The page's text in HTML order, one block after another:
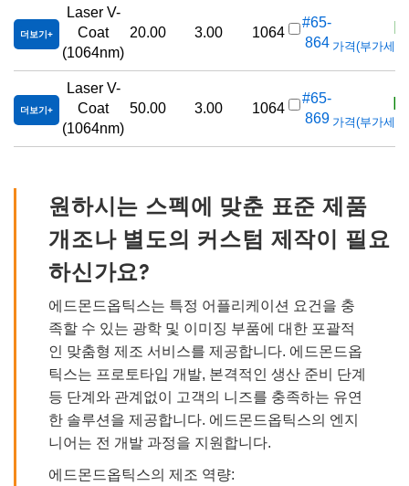
더보기
Laser V-
Coat
(1064nm)
20.00 3.00 1064
#65-
864 가격(부가세
더보기
Laser V-
Coat
(1064nm)
50.00 3.00 1064
#65-
869 가격(부가세
원하시는 스펙에 맞춘 표준 제품
개조나 별도의 커스텀 제작이 필요
하신가요?
에드몬드옵틱스는 특정 어플리케이션 요건을 충
족할 수 있는 광학 및 이미징 부품에 대한 포괄적
인 맞춤형 제조 서비스를 제공합니다. 에드몬드옵
틱스는 프로토타입 개발, 본격적인 생산 준비 단계
등 단계와 관계없이 고객의 니즈를 충족하는 유연
한 솔루션을 제공합니다. 에드몬드옵틱스의 엔지
니어는 전 개발 과정을 지원합니다.
에드몬드옵틱스의 제조 역량: